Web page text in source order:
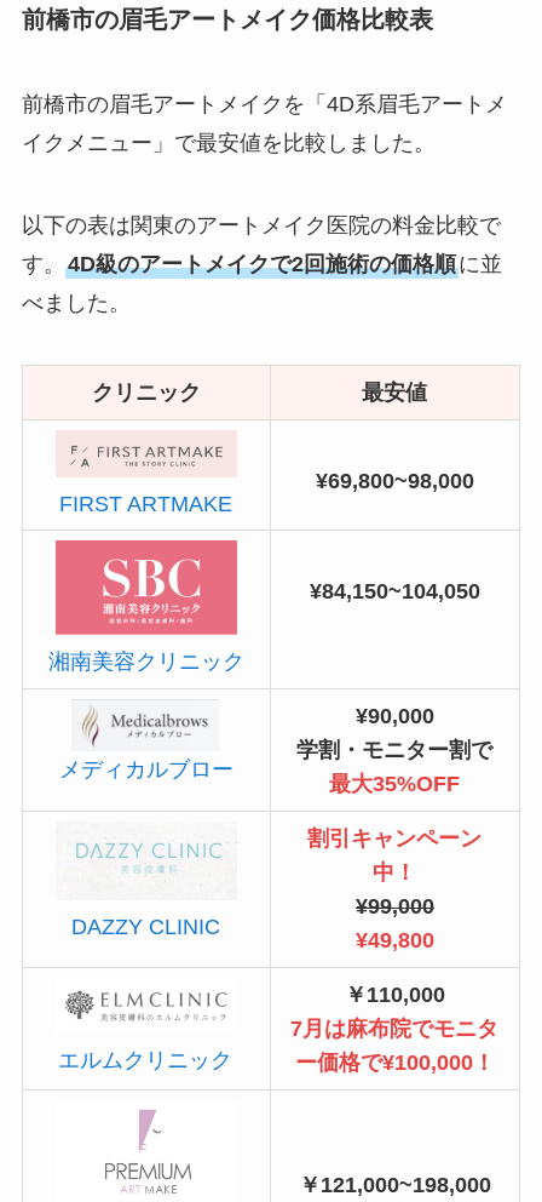
前橋市の眉毛アートメイク価格比較表
前橋市の眉毛アートメイクを「4D系眉毛アートメ
イクメニュー」で最安値を比較しました。
以下の表は関東のアートメイク医院の料金比較で
す。 4D級のアートメイクで2回施術の価格順に並
べました。
クリニック 最安値
FIRST ARTMAKE
¥69,800~98,000
湘南美容クリニック
¥84,150~104,050
メディカルブロー
¥90,000
学割・モニター割で
最大35%OFF
DAZZY CLINIC
割引キャンペーン
中！
¥99,000
¥49,800
エルムクリニック
￥110,000
7月は麻布院でモニタ
ー価格で¥100,000！
￥121,000~198,000